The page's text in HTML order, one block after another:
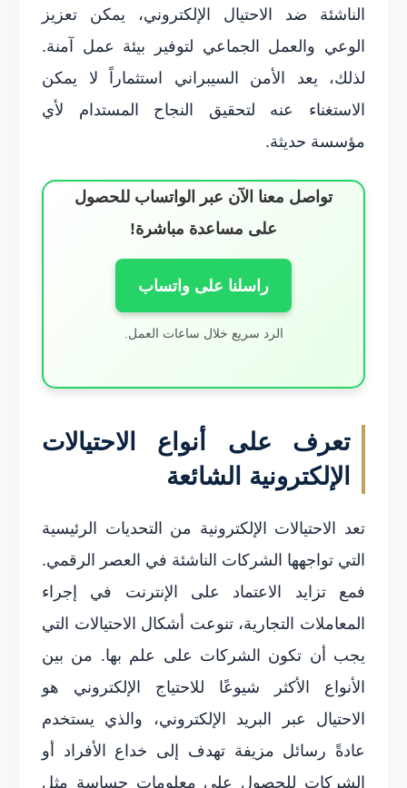
الناشئة ضد الاحتيال الإلكتروني، يمكن تعزيز
الوعي والعمل الجماعي لتوفير بيئة عمل آمنة.
لذلك، يعد الأمن السيبراني استثماراً لا يمكن
الاستغناء عنه لتحقيق النجاح المستدام لأي
مؤسسة حديثة.
تواصل معنا الآن عبر الواتساب للحصول
على مساعدة مباشرة!
راسلنا على واتساب
الرد سريع خلال ساعات العمل.
تعرف على أنواع الاحتيالات
الإلكترونية الشائعة
تعد الاحتيالات الإلكترونية من التحديات الرئيسية
التي تواجهها الشركات الناشئة في العصر الرقمي.
فمع تزايد الاعتماد على الإنترنت في إجراء
المعاملات التجارية، تنوعت أشكال الاحتيالات التي
يجب أن تكون الشركات على علم بها. من بين
الأنواع الأكثر شيوعًا للاحتياج الإلكتروني هو
الاحتيال عبر البريد الإلكتروني، والذي يستخدم
عادةً رسائل مزيفة تهدف إلى خداع الأفراد أو
الشركات للحصول على معلومات حساسة مثل